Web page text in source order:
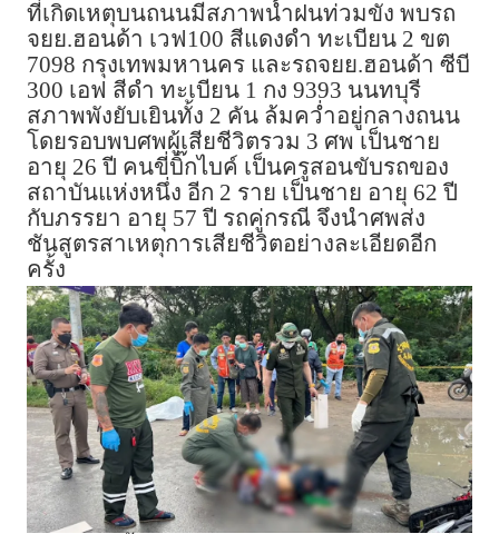
ที่เกิดเหตุบนถนนมีสภาพน้ำฝนท่วมขัง พบรถ
จยย.ฮอนด้า เวฟ100 สีแดงดำ ทะเบียน 2 ขต
7098 กรุงเทพมหานคร และรถจยย.ฮอนด้า ซีบี
300 เอฟ สีดำ ทะเบียน 1 กง 9393 นนทบุรี
สภาพพังยับเยินทั้ง 2 คัน ล้มคว่ำอยู่กลางถนน
โดยรอบพบศพผู้เสียชีวิตรวม 3 ศพ เป็นชาย
อายุ 26 ปี คนขี่บิ๊กไบค์ เป็นครูสอนขับรถของ
สถาบันแห่งหนึ่ง อีก 2 ราย เป็นชาย อายุ 62 ปี
กับภรรยา อายุ 57 ปี รถคู่กรณี จึงนำศพส่ง
ชันสูตรสาเหตุการเสียชีวิตอย่างละเอียดอีก
ครั้ง